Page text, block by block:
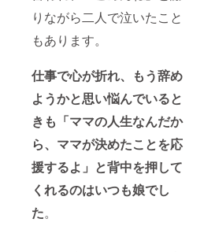
りながら二人で泣いたこと
もあります。
仕事で心が折れ、もう辞め
ようかと思い悩んでいると
きも「ママの人生なんだか
ら、ママが決めたことを応
援するよ」と背中を押して
くれるのはいつも娘でし
た。